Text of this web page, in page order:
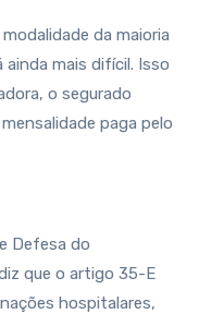
da maioria
mais difícil. Isso
o segurado
paga pelo
Defesa do
que o artigo 35-E
hospitalares,